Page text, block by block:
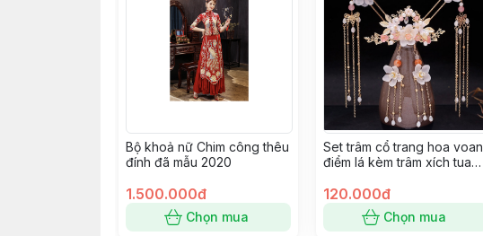
Bộ khoả nữ Chim công thêu
đính đã mẫu 2020
1.500.000đ
Chọn mua
Set trâm cổ trang hoa voan
điểm lá kèm trâm xích tua
120.000đ
Chọn mua